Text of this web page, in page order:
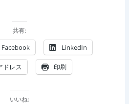
共有:
Facebook LinkedIn
ドレス 印刷
いいね: